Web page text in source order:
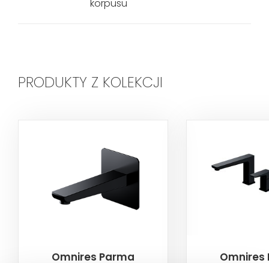
korpusu
PRODUKTY Z KOLEKCJI
Omnires Parma Omnires